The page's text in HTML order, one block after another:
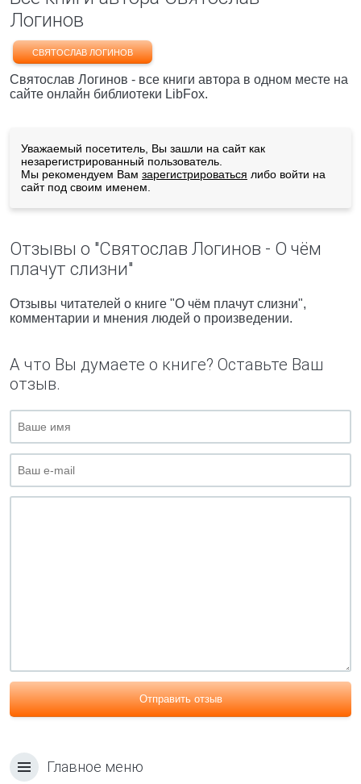
Логинов
СВЯТОСЛАВ ЛОГИНОВ
Святослав Логинов - все книги автора в одном месте на
сайте онлайн библиотеки LibFox.
Уважаемый посетитель, Вы зашли на сайт как
незарегистрированный пользователь.
Мы рекомендуем Вам зарегистрироваться либо войти на
сайт под своим именем.
Отзывы о "Святослав Логинов - О чём
плачут слизни"
Отзывы читателей о книге "О чём плачут слизни",
комментарии и мнения людей о произведении.
А что Вы думаете о книге? Оставьте Ваш
отзыв.
Отправить отзыв
Главное меню